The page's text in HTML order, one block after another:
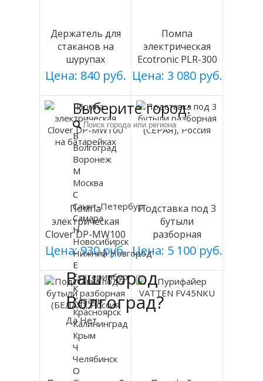
Держатель для
стаканов на
шурупах
СЕРЕБРИСТЫЙ
мод 003
Цена: 840 руб.
Помпа
электрическая
Ecotronic PLR-300
white
Цена: 3 080 руб.
Помпа
электрическая
Clover DP-MW100
на батарейках
Цена: 930 руб.
Подставка под 3
бутыли
разборная
(СЕРАЯ), Россия
Цена: 5 100 руб.
Ваш город
Волгоград?
Да Нет
Выберите город:
В
Волгоград
Воронеж
М
Москва
С
Санкт-Петербург
Самара
Н
Новосибирск
Нижний Новгород
Е
Екатеринбург
К
Казань
Красноярск
Калининград
Крым
Ч
Челябинск
О